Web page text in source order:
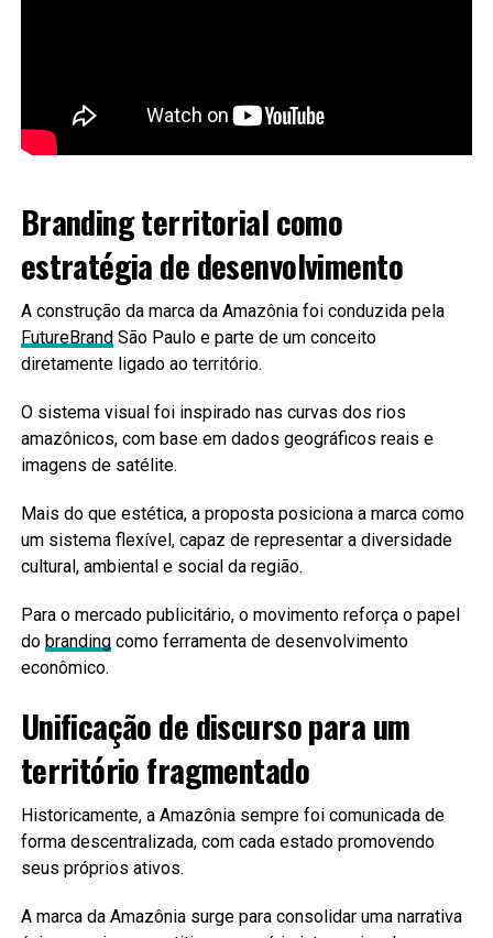
Branding territorial como
estratégia de desenvolvimento
A construção da marca da Amazônia foi conduzida pela
FutureBrandSão Paulo e parte de um conceito
diretamente ligado ao território.
O sistema visual foi inspirado nas curvas dos rios
amazônicos, com base em dados geográficos reais e
imagens de satélite.
Mais do que estética, a proposta posiciona a marca como
um sistema flexível, capaz de representar a diversidade
cultural, ambiental e social da região.
Para o mercado publicitário, o movimento reforça o papel
do brandingcomo ferramenta de desenvolvimento
econômico.
Unificação de discurso para um
território fragmentado
Historicamente, a Amazônia sempre foi comunicada de
forma descentralizada, com cada estado promovendo
seus próprios ativos.
A marca da Amazônia surge para consolidar uma narrativa